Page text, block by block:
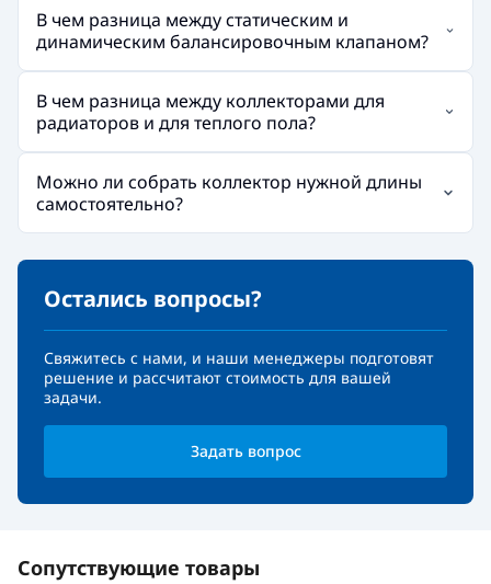
В чем разница между статическим и
динамическим балансировочным клапаном?
В чем разница между коллекторами для
радиаторов и для теплого пола?
Можно ли собрать коллектор нужной длины
самостоятельно?
Остались вопросы?
Свяжитесь с нами, и наши менеджеры подготовят
решение и рассчитают стоимость для вашей
задачи.
Задать вопрос
Сопутствующие товары